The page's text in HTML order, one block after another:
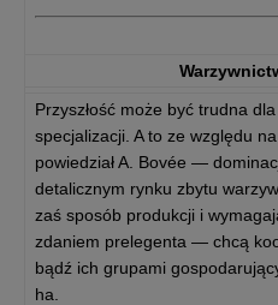
Przyszłość może być trudna
specjalizacji. A to ze względu
powiedział A. Bovée —
detalicznym rynku zbytu
zaś sposób produkcji i
zdaniem prelegenta — chcą
bądź ich grupami
ha.